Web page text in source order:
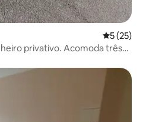
5 de uma
5 (25)
privativo. Acomoda três